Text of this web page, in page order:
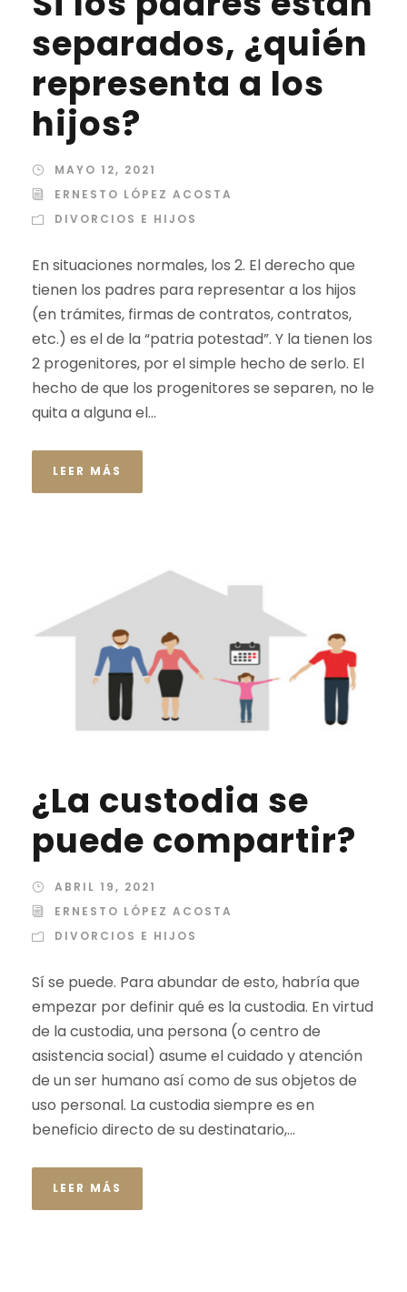
separados, ¿quién
representa a los
hijos?
MAYO 12, 2021
ERNESTO LÓPEZ ACOSTA
DIVORCIOS E HIJOS
En situaciones normales, los 2. El derecho que
tienen los padres para representar a los hijos
(en trámites, firmas de contratos, contratos,
etc.) es el de la “patria potestad”. Y la tienen los
2 progenitores, por el simple hecho de serlo. El
hecho de que los progenitores se separen, no le
quita a alguna el...
LEER MÁS
¿La custodia se
puede compartir?
ABRIL 19, 2021
ERNESTO LÓPEZ ACOSTA
DIVORCIOS E HIJOS
Sí se puede. Para abundar de esto, habría que
empezar por definir qué es la custodia. En virtud
de la custodia, una persona (o centro de
asistencia social) asume el cuidado y atención
de un ser humano así como de sus objetos de
uso personal. La custodia siempre es en
beneficio directo de su destinatario,...
LEER MÁS